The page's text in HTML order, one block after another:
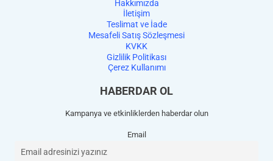
Hakkımızda
İletişim
Teslimat ve İade
Mesafeli Satış Sözleşmesi
KVKK
Gizlilik Politikası
Çerez Kullanımı
HABERDAR OL
Kampanya ve etkinliklerden haberdar olun
Email